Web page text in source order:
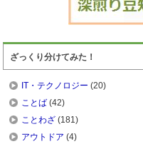
ざっくり分けてみた！
IT・テクノロジー (20)
ことば (42)
ことわざ (181)
アウトドア (4)